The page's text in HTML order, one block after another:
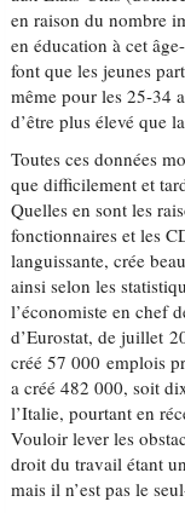
en raison du nombre
en éducation à cet
font que les jeunes
même pour les 25-34
d’être plus élevé que
Toutes ces données
que difficilement et
Quelles en sont les
fonctionnaires et les
languissante, crée
ainsi selon les
l’économiste en chef
d’Eurostat, de juillet
créé 57 000 emplois
a créé 482 000, soit
l’Italie, pourtant en
Vouloir lever les
droit du travail étant
mais il n’est pas le